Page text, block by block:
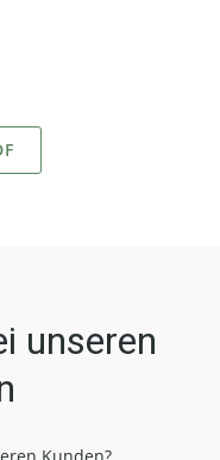
unseren
Kunden?